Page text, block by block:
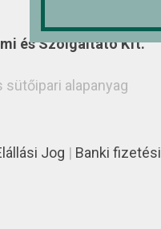
és Szolgáltató Kft.
sütőipari alapanyag
Jog | Banki fizetési